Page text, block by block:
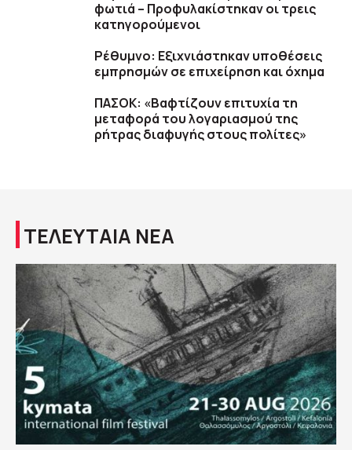
φωτιά – Προφυλακίστηκαν οι τρεις
κατηγορούμενοι
Ρέθυμνο: Εξιχνιάστηκαν υποθέσεις
εμπρησμών σε επιχείρηση και όχημα
ΠΑΣΟΚ: «Βαφτίζουν επιτυχία τη
μεταφορά του λογαριασμού της
ρήτρας διαφυγής στους πολίτες»
ΤΕΛΕΥΤΑΙΑ ΝΕΑ